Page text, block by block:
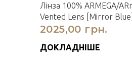
Лінза 100% ARMEGA/
Vented Lens [Mirror Blue]
2025,00 грн.
ДОКЛАДНІШЕ